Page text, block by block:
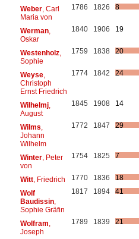
Weber, Carl
Maria von
1786 1826 8
Werman,
Oskar
1840 1906 19
Westenholz,
Sophie
1759 1838 20
Weyse,
Christoph
Ernst Friedrich
1774 1842 24
Wilhelmj,
August
1845 1908 14
Wilms
Johann
Wilhelm
1772 1847 29
Winter, Peter
von
1754 1825 7
Witt, Friedrich 1770 1836
18
Wolf
Baudissin,
Sophie Gräfin
1817 1894 41
Wolfram
Joseph
1789 1839 21